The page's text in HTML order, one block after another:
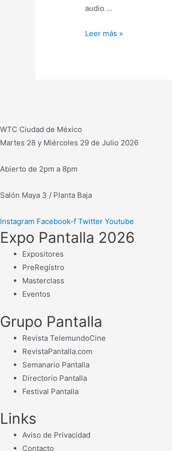
audio …
ICKROM
5,000
Leer más »
WTC Ciudad de México
Martes 28 y Miércoles 29 de Julio 2026
Abierto de 2pm a 8pm
Salón Maya 3 / Planta Baja
Instagram Facebook-f Twitter Youtube
Expo Pantalla 2026
Expositores
PreRegístro
Masterclass
Eventos
Grupo Pantalla
Revista TelemundoCine
RevistaPantalla.com
Semanario Pantalla
Directorio Pantalla
Festival Pantalla
Links
Aviso de Privacidad
Contacto